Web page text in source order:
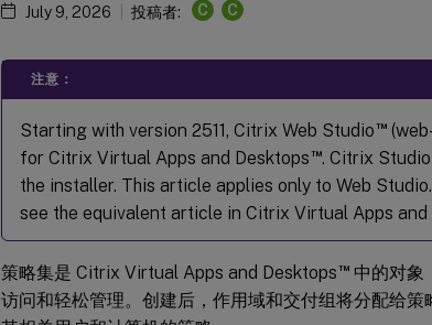
July 9, 2026 投稿者: C C
注意：
Starting with version 2511, Citrix Web Studio™
for Citrix Virtual Apps and Desktops™. Citrix
the installer. This article applies only to Web
see the equivalent article in Citrix Virtual Apps and
策略集是 Citrix Virtual Apps and Desktops™中的对象
访问和轻松管理。创建后，作用域和交付组将分配给